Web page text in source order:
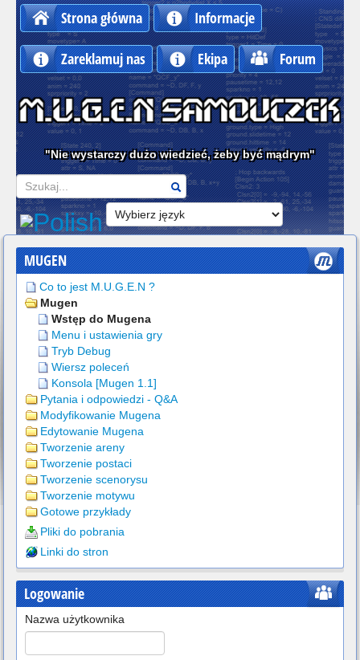
Strona główna Informacje
Zareklamuj nas Ekipa Forum
"Nie wystarczy dużo wiedzieć, żeby być mądrym"
Szukaj
MUGEN
Co to jest M.U.G.E.N ?
Mugen
Wstęp do Mugena
Menu i ustawienia gry
Tryb Debug
Wiersz poleceń
Konsola [Mugen 1.1]
Pytania i odpowiedzi - Q&A
Modyfikowanie Mugena
Edytowanie Mugena
Tworzenie areny
Tworzenie postaci
Tworzenie scenorysu
Tworzenie motywu
Gotowe przykłady
Pliki do pobrania
Linki do stron
Logowanie
Nazwa użytkownika